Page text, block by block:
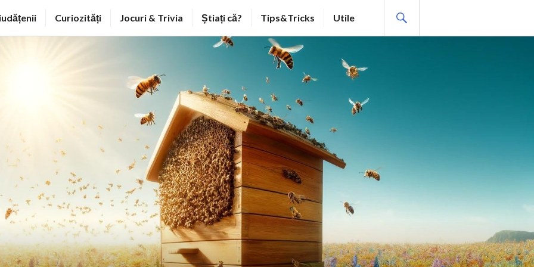
Curiozități Jocuri & Trivia Știați că? Tips&Tricks Utile